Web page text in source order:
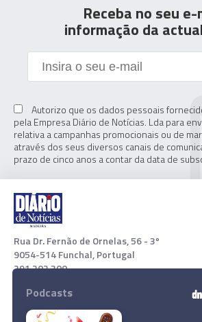
Receba no seu e-
informação da
Autorizo que os dados pessoais
pela Empresa Diário de Notícias. Lda para
relativa a campanhas promocionais ou de
através dos seus diversos canais de
prazo de cinco anos a contar da data de
Rua Dr. Fernão de Ornelas, 56 - 3º
9054-514 Funchal, Portugal
291 202 300
Download App
Podcasts